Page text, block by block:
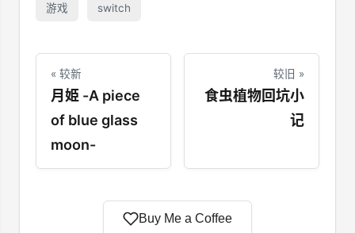
游戏 switch
« 较新
月姫 -A piece
of blue glass
moon-
较旧 »
食虫植物回坑小
记
Buy Me a Coffee